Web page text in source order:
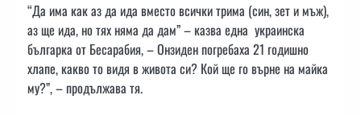
“Да има как аз да ида вместо всички трима (син, зет и мъж),
аз ще ида, но тях няма да дам” – казва една украинска
българка от Бесарабия, – Онзиден погребаха 21 годишно
хлапе, какво то видя в живота си? Кой ще го върне на майка
му?”, – продължава тя.